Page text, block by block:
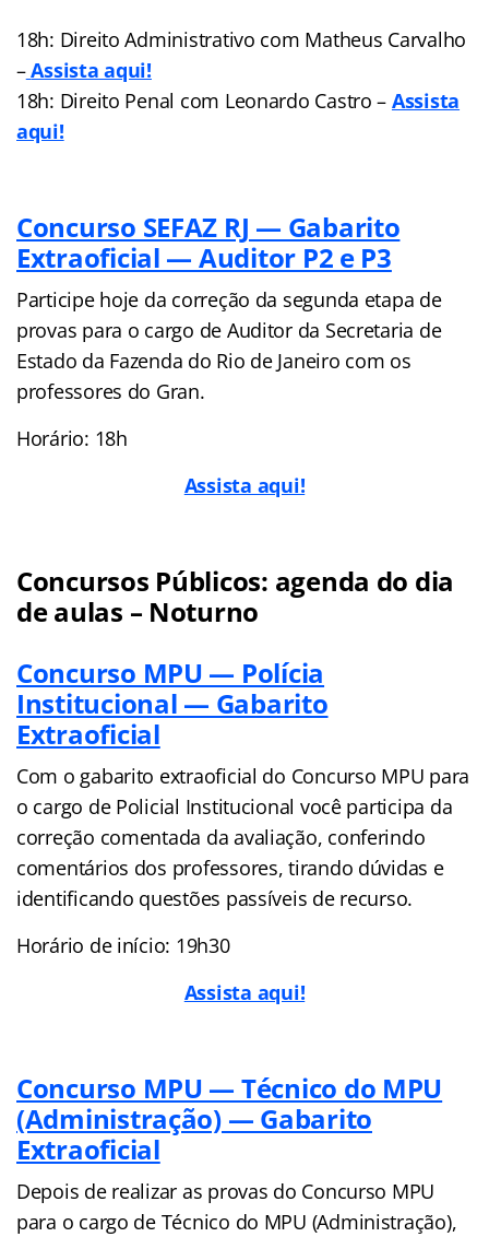
18h: Direito Administrativo com Matheus Carvalho
–Assista aqui!
18h: Direito Penal com Leonardo Castro – Assista
aqui!
Concurso SEFAZ RJ — Gabarito
Extraoficial — Auditor P2 e P3
Participe hoje da correção da segunda etapa de
provas para o cargo de Auditor da Secretaria de
Estado da Fazenda do Rio de Janeiro com os
professores do Gran.
Horário: 18h
Assista aqui!
Concursos Públicos: agenda do dia
de aulas – Noturno
Concurso MPU — Polícia
Institucional — Gabarito
Extraoficial
Com o gabarito extraoficial do Concurso MPU para
o cargo de Policial Institucional você participa da
correção comentada da avaliação, conferindo
comentários dos professores, tirando dúvidas e
identificando questões passíveis de recurso.
Horário de início: 19h30
Assista aqui!
Concurso MPU — Técnico do MPU
(Administração) — Gabarito
Extraoficial
Depois de realizar as provas do Concurso MPU
para o cargo de Técnico do MPU (Administração),